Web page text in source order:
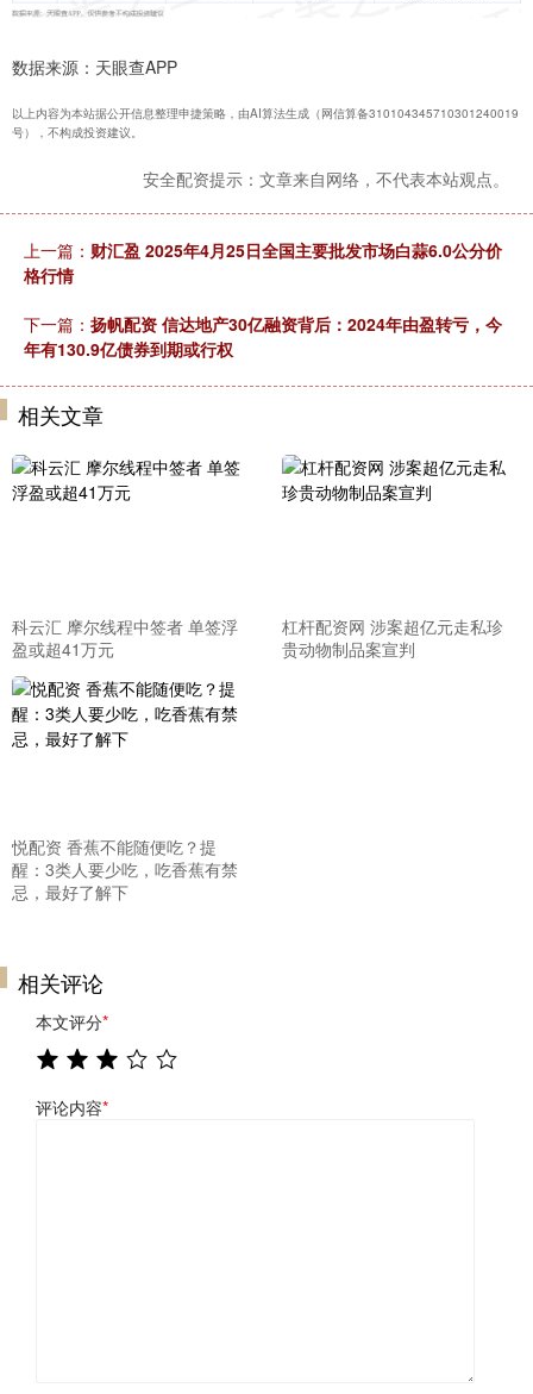
数据来源：天眼查APP
以上内容为本站据公开信息整理申捷策略，由AI算法生成（网信算备310104345710301240019
号），不构成投资建议。
安全配资提示：文章来自网络，不代表本站观点。
上一篇： 财汇盈 2025年4月25日全国主要批发市场白蒜6.0公分价
格行情
下一篇： 扬帆配资 信达地产30亿融资背后：2024年由盈转亏，今
年有130.9亿债券到期或行权
相关文章
科云汇 摩尔线程中签者 单签浮
盈或超41万元
杠杆配资网 涉案超亿元走私珍
贵动物制品案宣判
悦配资 香蕉不能随便吃？提
醒：3类人要少吃，吃香蕉有禁
忌，最好了解下
相关评论
本文评分*
评论内容*